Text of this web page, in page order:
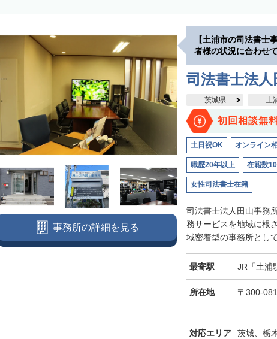
【土浦市の司法書士
者様の状況に合わせ
司法書士法
茨城県 土
初回相談無
土日祝OK オンライン
職歴20年以上 在籍数
女性司法書士在籍
司法書士法人田山事務
務サービスを地域に根
域密着型の事務所とし
最寄駅 JR「土浦
所在地 〒300-
対応エリア 茨城、栃
事務所の詳細を見る